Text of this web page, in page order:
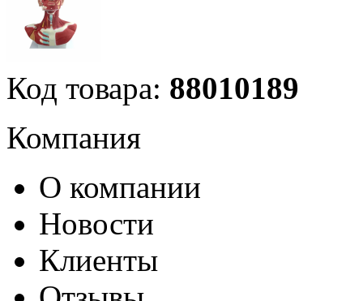
Код товара: 88010189
Компания
О компании
Новости
Клиенты